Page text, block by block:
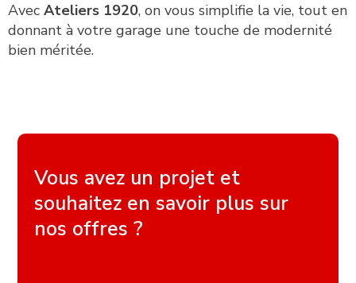
Avec Ateliers 1920, on vous simplifie la vie, tout en
donnant à votre garage une touche de modernité
bien méritée.
Vous avez un projet et
souhaitez en savoir plus sur
nos offres ?